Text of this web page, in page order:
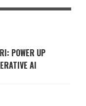
POWER UP
AI